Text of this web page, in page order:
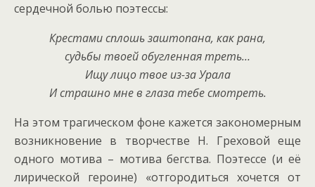
сердечной болью поэтессы:
Крестами сплошь заштопана, как рана,
судьбы твоей обугленная треть…
Ищу лицо твое из-за Урала
И страшно мне в глаза тебе смотреть.
На этом трагическом фоне кажется закономерным
возникновение в творчестве Н. Греховой еще
одного мотива – мотива бегства. Поэтессе (и её
лирической героине) «отгородиться хочется от